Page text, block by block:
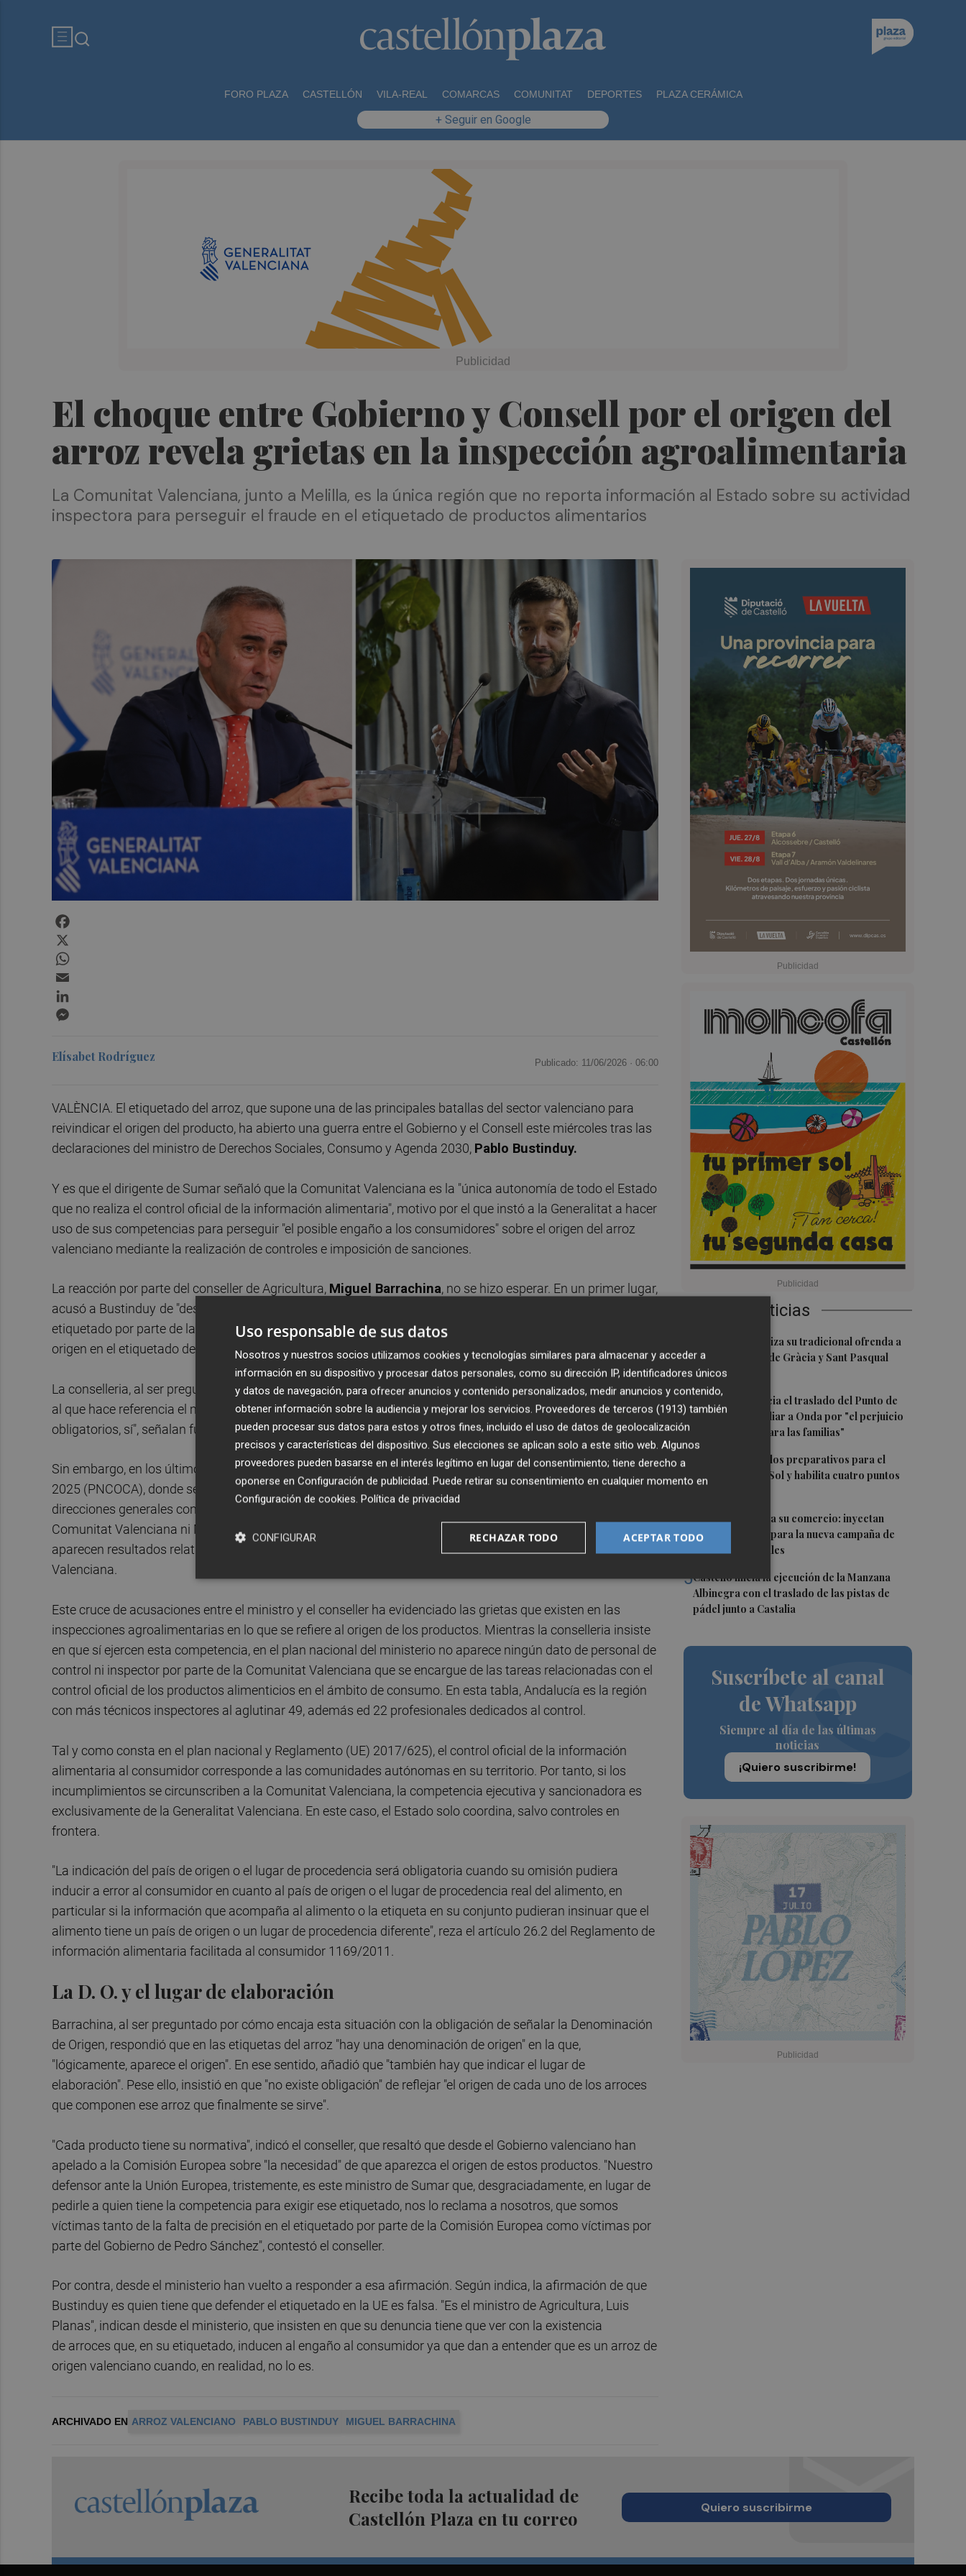
FORO PLAZA CASTELLÓN VILA-REAL COMARCAS COMUNITAT DEPORTES PLAZA CERÁMICA
+ Seguir en Google
El choque entre Gobierno y Consell por el origen del
arroz revela grietas en la inspección agroalimentaria
La Comunitat Valenciana, junto a Melilla, es la única región que no reporta información al Estado sobre su actividad
inspectora para perseguir el fraude en el etiquetado de productos alimentarios
Últimas Noticias
El Villarreal realiza su tradicional ofrenda a
la Mare de Déu de Gràcia y Sant Pasqual
Baylón
2 Vila-real denuncia el traslado del Punto de
Encuentro Familiar a Onda por "el perjuicio
que supondrá para las familias"
3
Oropesa ultima los preparativos para el
eclipse total de Sol y habilita cuatro puntos
4Castelló refuerza su comercio: inyectan
800.000 euros para la nueva campaña de
bonos comerciales
5Castelló inicia la ejecución de la Manzana
Albinegra con el traslado de las pistas de
pádel junto a Castalia
Suscríbete al canal
de Whatsapp
Siempre al día de las últimas
noticias
¡Quiero suscribirme!
Elísabet Rodríguez Publicado: 11/06/2026 · 06:00
VALÈNCIA. El etiquetado del arroz, que supone una de las principales batallas del sector valenciano para
reivindicar el origen del producto, ha abierto una guerra entre el Gobierno y el Consell este miércoles tras las
declaraciones del ministro de Derechos Sociales, Consumo y Agenda 2030, Pablo Bustinduy.
Y es que el dirigente de Sumar señaló que la Comunitat Valenciana es la "única autonomía de todo el Estado
que no realiza el control oficial de la información alimentaria", motivo por el que instó a la Generalitat a hacer
uso de sus competencias para perseguir "el posible engaño a los consumidores" sobre el origen del arroz
valenciano mediante la realización de controles e imposición de sanciones.
La reacción por parte del conseller de Agricultura, Miguel Barrachina, no se hizo esperar. En un primer lugar,
acusó a Bustinduy de "desorientación" y, posteriormente, justificó la inexistencia de un control sobre el
etiquetado por parte de la Generalitat al afirmar que no hay una norma europea que obligue a concretar el
origen en el etiquetado del arroz.
La conselleria, al ser preguntada por este periódico sobre si ejerce ese control de la información alimentaria
al que hace referencia el ministro, afirma que sí la ejecuta sobre otros productos. "Para los que son
obligatorios, sí", señalan fuentes de la cartera autonómica de Agricultura.
Sin embargo, en los últimos informes del Plan Nacional de Control Oficial de la Cadena Alimentaria 2021-
2025 (PNCOCA), donde se recoge la información proporcionada por los servicios de inspección de las
direcciones generales con competencias en consumo de todas las comunidades autónomas, no constan la
Comunitat Valenciana ni Melilla, tal y como ha podido comprobar este periódico. Además, tampoco
aparecen resultados relativos a los controles realizados en el año 2025 por parte de la Comunitat
Valenciana.
Este cruce de acusaciones entre el ministro y el conseller ha evidenciado las grietas que existen en las
inspecciones agroalimentarias en lo que se refiere al origen de los productos. Mientras la conselleria insiste
en que sí ejercen esta competencia, en el plan nacional del ministerio no aparece ningún dato de personal de
control ni inspector por parte de la Comunitat Valenciana que se encargue de las tareas relacionadas con el
control oficial de los productos alimenticios en el ámbito de consumo. En esta tabla, Andalucía es la región
con más técnicos inspectores al aglutinar 49, además ed 22 profesionales dedicados al control.
Tal y como consta en el plan nacional y Reglamento (UE) 2017/625), el control oficial de la información
alimentaria al consumidor corresponde a las comunidades autónomas en su territorio. Por tanto, si los
incumplimientos se circunscriben a la Comunitat Valenciana, la competencia ejecutiva y sancionadora es
exclusivamente de la Generalitat Valenciana. En este caso, el Estado solo coordina, salvo controles en
frontera.
"La indicación del país de origen o el lugar de procedencia será obligatoria cuando su omisión pudiera
inducir a error al consumidor en cuanto al país de origen o el lugar de procedencia real del alimento, en
particular si la información que acompaña al alimento o la etiqueta en su conjunto pudieran insinuar que el
alimento tiene un país de origen o un lugar de procedencia diferente", reza el artículo 26.2 del Reglamento de
información alimentaria facilitada al consumidor 1169/2011.
La D. O. y el lugar de elaboración
Barrachina, al ser preguntado por cómo encaja esta situación con la obligación de señalar la Denominación
de Origen, respondió que en las etiquetas del arroz "hay una denominación de origen" en la que,
"lógicamente, aparece el origen". En ese sentido, añadió que "también hay que indicar el lugar de
elaboración". Pese ello, insistió en que "no existe obligación" de reflejar "el origen de cada uno de los arroces
que componen ese arroz que finalmente se sirve".
"Cada producto tiene su normativa", indicó el conseller, que resaltó que desde el Gobierno valenciano han
apelado a la Comisión Europea sobre "la necesidad" de que aparezca el origen de estos productos. "Nuestro
defensor ante la Unión Europea, tristemente, es este ministro de Sumar que, desgraciadamente, en lugar de
pedirle a quien tiene la competencia para exigir ese etiquetado, nos lo reclama a nosotros, que somos
víctimas tanto de la falta de precisión en el etiquetado por parte de la Comisión Europea como víctimas por
parte del Gobierno de Pedro Sánchez", contestó el conseller.
Por contra, desde el ministerio han vuelto a responder a esa afirmación. Según indica, la afirmación de que
Bustinduy es quien tiene que defender el etiquetado en la UE es falsa. "Es el ministro de Agricultura, Luis
Planas", indican desde el ministerio, que insisten en que su denuncia tiene que ver con la existencia
de arroces que, en su etiquetado, inducen al engaño al consumidor ya que dan a entender que es un arroz de
origen valenciano cuando, en realidad, no lo es.
ARCHIVADO EN ARROZ VALENCIANO PABLO BUSTINDUY MIGUEL BARRACHINA
Recibe toda la actualidad de
Castellón Plaza en tu correo
Quiero suscribirme
Uso responsable de sus datos
Nosotros y nuestros socios utilizamos cookies y tecnologías similares para almacenar y acceder a
información en su dispositivo y procesar datos personales, como su dirección IP, identificadores únicos
y datos de navegación, para ofrecer anuncios y contenido personalizados, medir anuncios y contenido,
obtener información sobre la audiencia y mejorar los servicios. Proveedores de terceros (1913) también
pueden procesar sus datos para estos y otros fines, incluido el uso de datos de geolocalización
precisos y características del dispositivo. Sus elecciones se aplican solo a este sitio web. Algunos
proveedores pueden basarse en el interés legítimo en lugar del consentimiento; tiene derecho a
oponerse en Configuración de publicidad. Puede retirar su consentimiento en cualquier momento en
Configuración de cookies. Política de privacidad
ACEPTAR TODO
RECHAZAR TODO
CONFIGURAR